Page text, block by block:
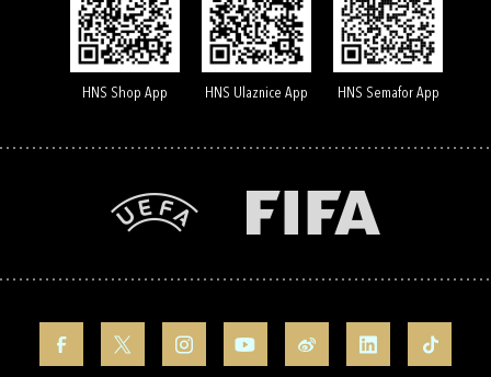
HNS Shop App HNS Ulaznice App HNS Semafor App